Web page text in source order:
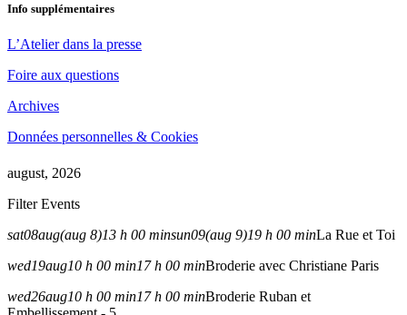
Info supplémentaires
L’Atelier dans la presse
Foire aux questions
Archives
Données personnelles & Cookies
august, 2026
Filter Events
sat08aug(aug 8)13 h 00 minsun09(aug 9)19 h 00 minLa Rue et Toi
wed19aug10 h 00 min17 h 00 minBroderie avec Christiane Paris
wed26aug10 h 00 min17 h 00 minBroderie Ruban et